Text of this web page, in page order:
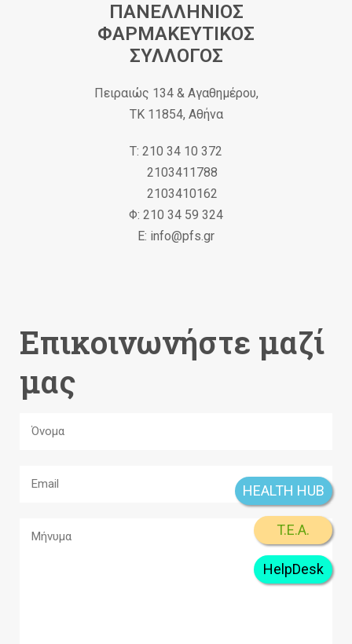
ΠΑΝΕΛΛΗΝΙΟΣ
ΦΑΡΜΑΚΕΥΤΙΚΟΣ
ΣΥΛΛΟΓΟΣ
Πειραιώς 134 & Αγαθημέρου,
ΤΚ 11854, Αθήνα
Τ: 210 34 10 372
2103411788
2103410162
Φ: 210 34 59 324
Ε: info@pfs.gr
Επικοινωνήστε μαζί
μας
HelpDesk
T.E.A.
HEALTH HUB